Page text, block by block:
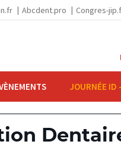
Abcdent.pro Congres-
JOURNÉE ID